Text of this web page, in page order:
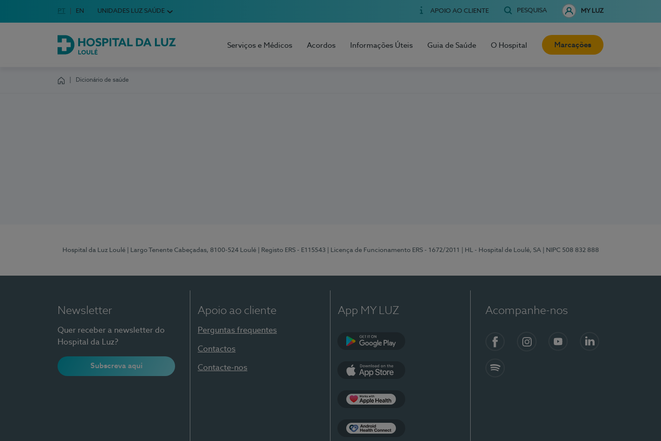
Escolha o seu idioma
Idioma em Português
PT English Language
EN UNIDADES LUZ SAÚDE APOIO AO CLIENTE PESQUISA MY LUZ
Hospital da Luz Loulé
Serviços e Médicos Acordos Informações Úteis Guia de Saúde O Hospital Marcações
Dicionário de saúde
Hospital da Luz Loulé | Largo Tenente Cabeçadas, 8100-524 Loulé | Registo ERS - E115543 | Licença de Funcionamento ERS - 1672/2011 | HL - Hospital de Loulé, SA | NIPC 508 832 888
Newsletter
Quer receber a newsletter do
Hospital da Luz?
Subscreva aqui
Apoio ao cliente
Perguntas frequentes
Contactos
Contacte-nos
App MY LUZ Acompanhe-nos